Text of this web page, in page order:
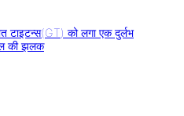
को लगा एक दुर्लभ
की झलक